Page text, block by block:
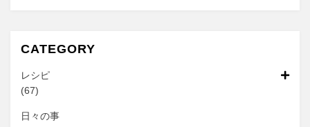
CATEGORY
レシピ
(67)
日々の事